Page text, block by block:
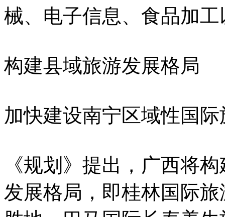
械、电子信息、食品加
构建县域旅游发展格局
加快建设南宁区域性国
《规划》提出，广西将
发展格局，即桂林国际